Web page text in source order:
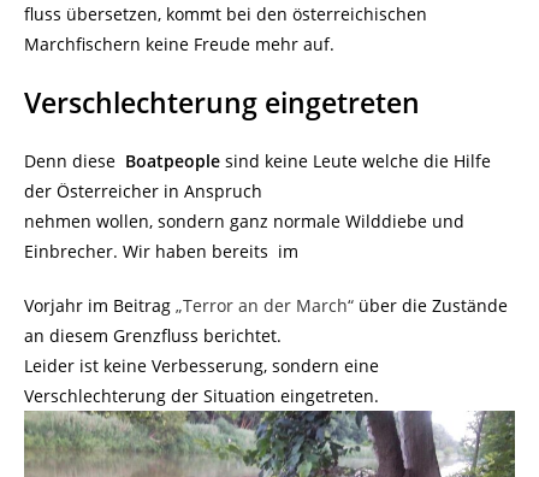
fluss übersetzen, kommt bei den österreichischen
Marchfischern keine Freude mehr auf.
Verschlechterung eingetreten
Denn diese Boatpeople sind keine Leute welche die Hilfe
der Österreicher in Anspruch
nehmen wollen, sondern ganz normale Wilddiebe und
Einbrecher. Wir haben bereits im
Vorjahr im Beitrag „Terror an der March“ über die Zustände
an diesem Grenzfluss berichtet.
Leider ist keine Verbesserung, sondern eine
Verschlechterung der Situation eingetreten.